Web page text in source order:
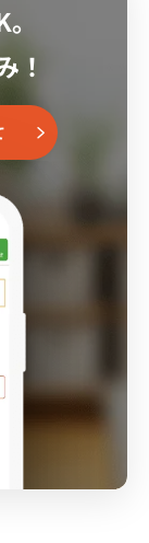
ストランや
も充実。
として親し
！